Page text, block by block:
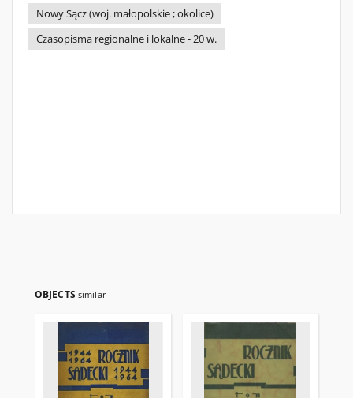
Nowy Sącz (woj. małopolskie ; okolice)
Czasopisma regionalne i lokalne - 20 w.
OBJECTS similar